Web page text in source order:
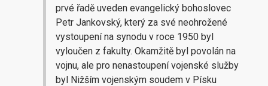
prvé řadě uveden evangelický bohoslovec
Petr Jankovský, který za své neohrožené
vystoupení na synodu v roce 1950 byl
vyloučen z fakulty. Okamžitě byl povolán na
vojnu, ale pro nenastoupení vojenské služby
byl Nižším vojenským soudem v Písku